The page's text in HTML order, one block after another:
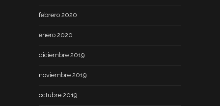
febrero 2020
enero 2020
diciembre 2019
noviembre 2019
octubre 2019